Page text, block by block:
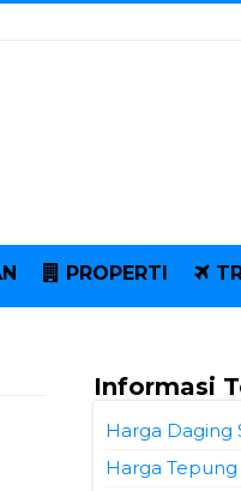
PROPERTI
Informasi
Harga Daging
Harga